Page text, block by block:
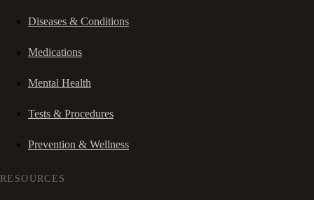
Diseases & Conditions
Medications
Mental Health
Tests & Procedures
Prevention & Wellness
RESOURCES